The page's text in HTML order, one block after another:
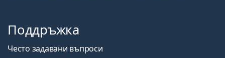
Поддръжка
Често задавани въпроси